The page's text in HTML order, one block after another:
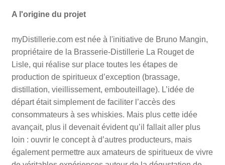
A l'origine du projet
myDistillerie.com est née à l'initiative de Bruno Mangin,
propriétaire de la Brasserie-Distillerie La Rouget de
Lisle, qui réalise sur place toutes les étapes de
production de spiritueux d’exception (brassage,
distillation, vieillissement, embouteillage). L’idée de
départ était simplement de faciliter l’accès des
consommateurs à ses whiskies. Mais plus cette idée
avançait, plus il devenait évident qu’il fallait aller plus
loin : ouvrir le concept à d’autres producteurs, mais
également permettre aux amateurs de spiritueux de vivre